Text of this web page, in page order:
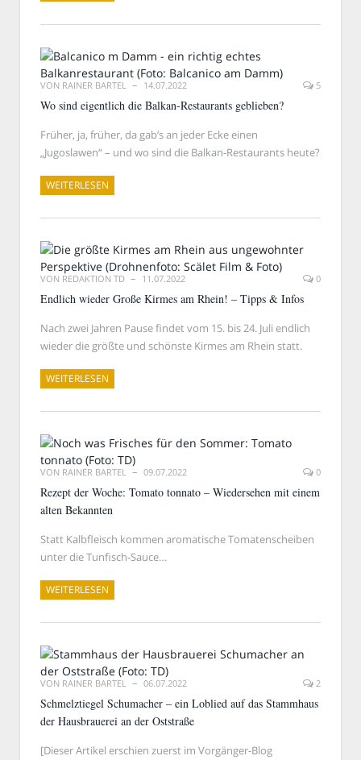
VON RAINER BARTEL 14.07.2022 5
Wo sind eigentlich die Balkan-Restaurants geblieben?
Früher, ja, früher, da gab’s an jeder Ecke einen
„Jugoslawen“ – und wo sind die Balkan-Restaurants heute?
WEITERLESEN
VON REDAKTION TD 11.07.2022 0
Endlich wieder Große Kirmes am Rhein! – Tipps & Infos
Nach zwei Jahren Pause findet vom 15. bis 24. Juli endlich
wieder die größte und schönste Kirmes am Rhein statt.
WEITERLESEN
VON RAINER BARTEL 09.07.2022 0
Rezept der Woche: Tomato tonnato – Wiedersehen mit einem
alten Bekannten
Statt Kalbfleisch kommen aromatische Tomatenscheiben
unter die Tunfisch-Sauce…
WEITERLESEN
VON RAINER BARTEL 06.07.2022 2
Schmelztiegel Schumacher – ein Loblied auf das Stammhaus
der Hausbrauerei an der Oststraße
[Dieser Artikel erschien zuerst im Vorgänger-Blog